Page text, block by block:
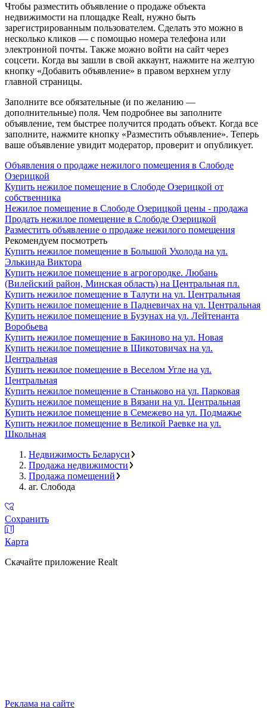
Чтобы разместить объявление о продаже объекта
недвижимости на площадке Realt, нужно быть
зарегистрированным пользователем. Сделать это можно в
несколько кликов — с помощью номера телефона или
электронной почты. Также можно войти на сайт через
соцсети. Когда вы зашли в свой аккаунт, нажмите на желтую
кнопку «Добавить объявление» в правом верхнем углу
главной страницы.
Заполните все обязательные (и по желанию —
дополнительные) поля. Чем подробнее вы заполните
объявление, тем быстрее получится продать объект. Когда все
заполните, нажмите кнопку «Разместить объявление». Теперь
ваше объявление увидит модератор, проверит и опубликует.
Объявления о продаже нежилого помещения в Слободе
Озерицкой
Купить нежилое помещение в Слободе Озерицкой от
собственника
Нежилое помещение в Слободе Озерицкой цены - продажа
Продать нежилое помещение в Слободе Озерицкой
Разместить объявление о продаже нежилого помещения
Рекомендуем посмотреть
Купить нежилое помещение в Большой Ухолода на ул.
Элькинда Виктора
Купить нежилое помещение в агрогородке. Любань
(Вилейский район, Минская область) на Центральная пл.
Купить нежилое помещение в Талути на ул. Центральная
Купить нежилое помещение в Падневичах на ул. Центральная
Купить нежилое помещение в Бузунах на ул. Лейтенанта
Воробьева
Купить нежилое помещение в Бакиново на ул. Новая
Купить нежилое помещение в Шикотовичах на ул.
Центральная
Купить нежилое помещение в Веселом Угле на ул.
Центральная
Купить нежилое помещение в Станьково на ул. Парковая
Купить нежилое помещение в Вязани на ул. Центральная
Купить нежилое помещение в Семежево на ул. Подмажье
Купить нежилое помещение в Великой Раевке на ул.
Школьная
Недвижимость Беларуси
Продажа недвижимости
Продажа помещений
аг. Слобода
Сохранить
Карта
Скачайте приложение Realt
Реклама на сайте